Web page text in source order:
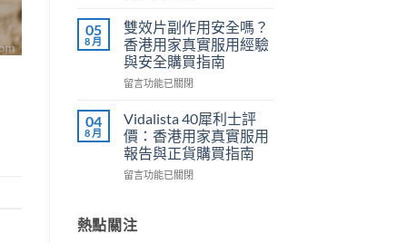
測
與
正
貨
購
指
南〉
中
價：
香
港
用
家
實
服
用
心
得
買
利
勁
幾
時
食
有
效？
2026
香
港
必
05
8 月
雙效片副作用安全嗎？
香港用家真實服用經驗
與安全購買指南
在
效
片
副
作
用
嗎？
留言功能已關閉
04
8 月
Vidalista 40犀利士評
價：香港用家真實服用
報告與正貨購買指南
在
犀
利
留言功能已關閉
熱點關注